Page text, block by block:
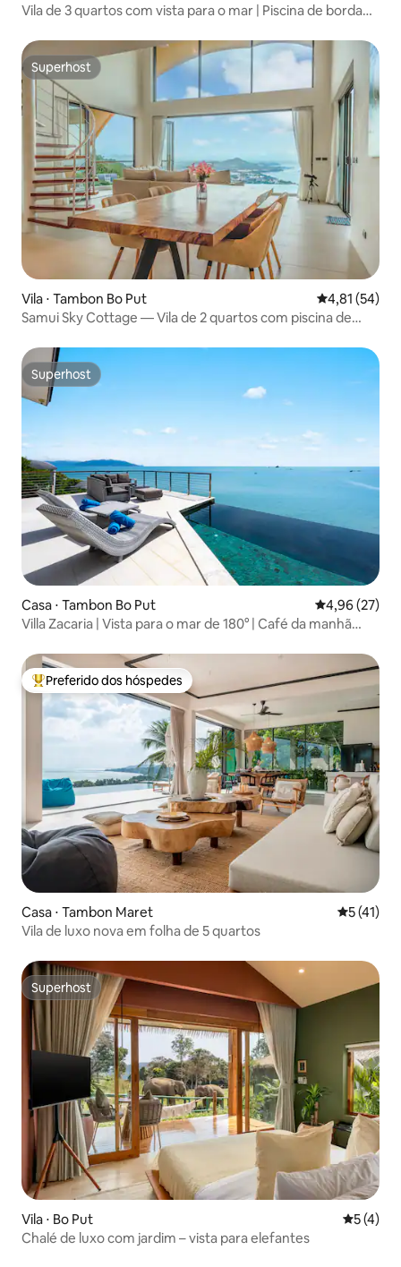
Vila de 3 quartos com vista para o mar | Piscina de borda
Superhost
Superhost
Vila ⋅ Tambon Bo Put 4,81 de uma
4,81 (54)
Samui Sky Cottage — Vila de 2 quartos com piscina de
Superhost
Superhost
Casa ⋅ Tambon Bo Put 4,96 de uma
4,96 (27)
Villa Zacaria | Vista para o mar de 180° | Café da manhã
Entre os melhores preferidos dos hóspedes
Preferido dos hóspedes
Casa ⋅ Tambon Maret 5 de uma
5 (41)
Vila de luxo nova em folha de 5 quartos
Superhost
Superhost
Vila ⋅ Bo Put 5 de
5 (4)
Chalé de luxo com jardim – vista para elefantes